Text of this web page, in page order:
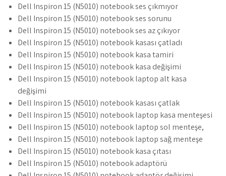
Dell Inspiron 15 (N5010) notebook ses çıkmıyor
Dell Inspiron 15 (N5010) notebook ses sorunu
Dell Inspiron 15 (N5010) notebook ses az çıkıyor
Dell Inspiron 15 (N5010) notebook kasası çatladı
Dell Inspiron 15 (N5010) notebook kasa tamiri
Dell Inspiron 15 (N5010) notebook kasa değişimi
Dell Inspiron 15 (N5010) notebook laptop alt kasa
değişimi
Dell Inspiron 15 (N5010) notebook kasası çatlak
Dell Inspiron 15 (N5010) notebook laptop kasa menteşesi
Dell Inspiron 15 (N5010) notebook laptop sol menteşe,
Dell Inspiron 15 (N5010) notebook laptop sağ menteşe
Dell Inspiron 15 (N5010) notebook kasa çıtası
Dell Inspiron 15 (N5010) notebook adaptörü